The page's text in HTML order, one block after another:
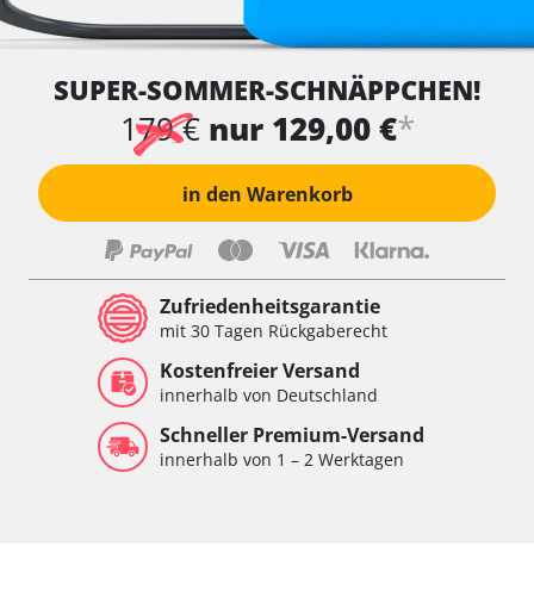
SUPER-SOMMER-SCHNÄPPCHEN!
179 € nur 129,00 €*
in den Warenkorb
Zufriedenheitsgarantie
mit 30 Tagen Rückgaberecht
Kostenfreier Versand
innerhalb von Deutschland
Schneller Premium-Versand
innerhalb von 1 – 2 Werktagen